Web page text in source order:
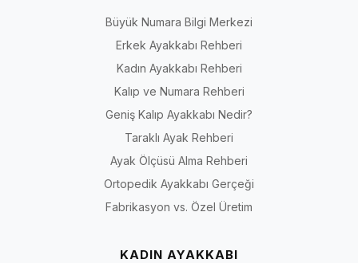
Büyük Numara Bilgi Merkezi
Erkek Ayakkabı Rehberi
Kadın Ayakkabı Rehberi
Kalıp ve Numara Rehberi
Geniş Kalıp Ayakkabı Nedir?
Taraklı Ayak Rehberi
Ayak Ölçüsü Alma Rehberi
Ortopedik Ayakkabı Gerçeği
Fabrikasyon vs. Özel Üretim
KADIN AYAKKABI